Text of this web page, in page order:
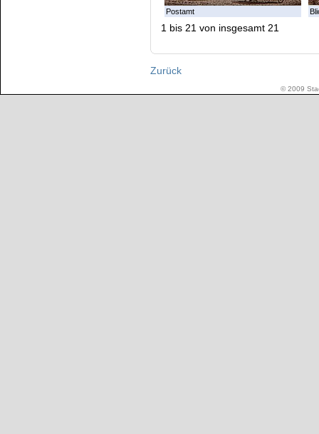
Postamt
1 bis 21 von insgesamt 21
Zurück
© 2009